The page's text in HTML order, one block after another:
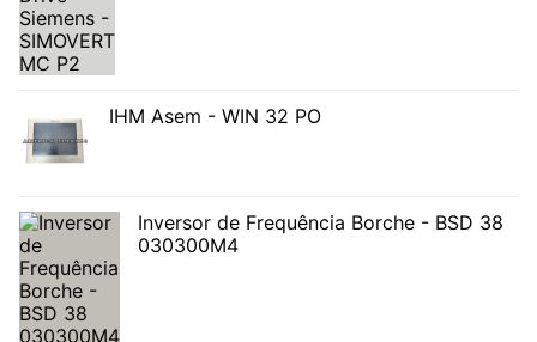
IHM Asem - WIN 32 PO
Inversor de Frequência Borche - BSD 38
030300M4